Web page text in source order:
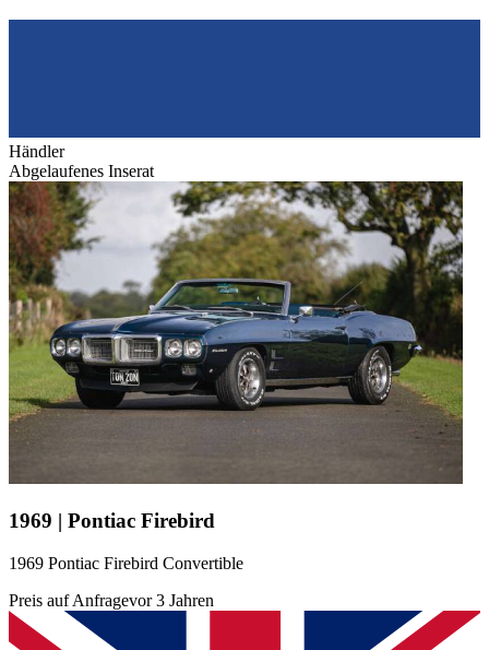
Händler
Abgelaufenes Inserat
1969 | Pontiac Firebird
1969 Pontiac Firebird Convertible
Preis auf Anfragevor 3 Jahren